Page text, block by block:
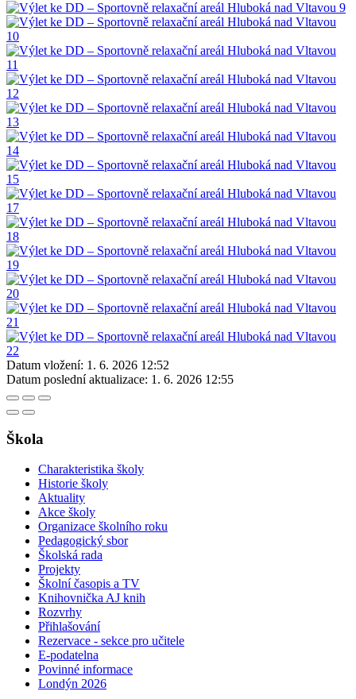
Datum vložení: 1. 6. 2026 12:52
Datum poslední aktualizace: 1. 6. 2026 12:55
Škola
Charakteristika školy
Historie školy
Aktuality
Akce školy
Organizace školního roku
Pedagogický sbor
Školská rada
Projekty
Školní časopis a TV
Knihovnička AJ knih
Rozvrhy
Přihlašování
Rezervace - sekce pro učitele
E-podatelna
Povinné informace
Londýn 2026